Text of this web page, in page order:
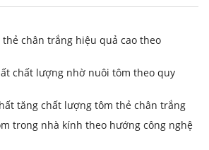
chân trắng hiệu quả cao theo
chất lượng nhờ nuôi tôm theo quy
tăng chất lượng tôm thẻ chân trắng
trong nhà kính theo hướng công nghệ